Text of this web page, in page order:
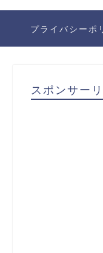
プライバシーポ
スポンサー